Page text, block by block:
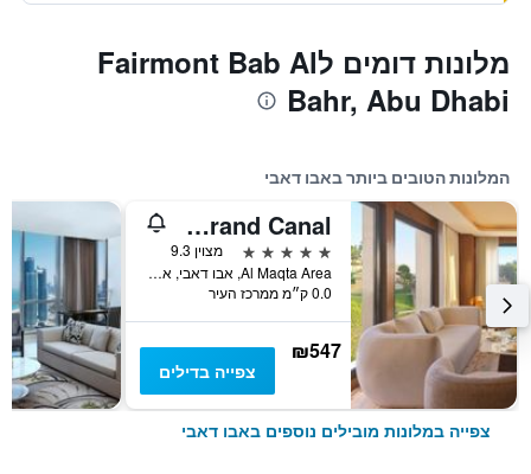
מלונות דומים לFairmont Bab Al
Bahr, Abu Dhabi
המלונות הטובים ביותר באבו דאבי
The Ritz-Carlton Abu Dhabi, Grand Canal
5 כוכבים
מצוין 9.3
Al Maqta Area, אבו דאבי, איחוד האמירויות הערביות
0.0 ק״מ ממרכז העיר
₪547
צפייה בדילים
צפייה במלונות מובילים נוספים באבו דאבי